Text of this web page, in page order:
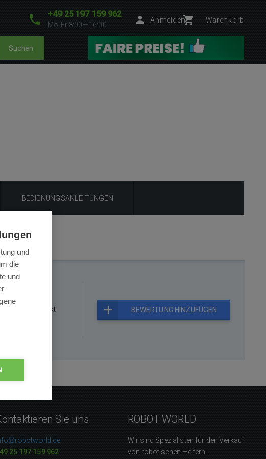
+49 25 197 159 962
Mo-Fr 8:00—16:00
Anmelden Warenkorb
Suchen
BEDIENUNGSANLEITUNGEN
das Produkt BEWERTUNG HINZUFÜGEN
Sie uns
25 197 159 962
ROBOT WORLD
Wir sind Spezialisten für den Verkauf
von robotischen Helfern-
und
die
und